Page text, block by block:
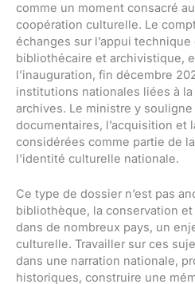
comme un moment consacré
coopération culturelle. Le
échanges sur l’appui
bibliothécaire et archivistique,
l’inauguration, fin décembre
institutions nationales liées à
archives. Le ministre y
documentaires, l’acquisition et
considérées comme partie de
l’identité culturelle nationale.
Ce type de dossier n’est pas
bibliothèque, la conservation
dans de nombreux pays, un
culturelle. Travailler sur ces
dans une narration nationale,
historiques, construire une